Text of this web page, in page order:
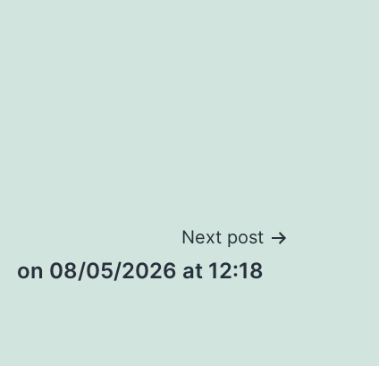
Next post
​on 08/05/2026 at 12:18